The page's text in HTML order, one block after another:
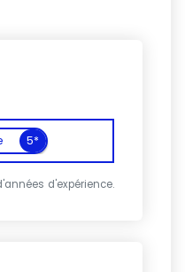
5*
d'expérience.